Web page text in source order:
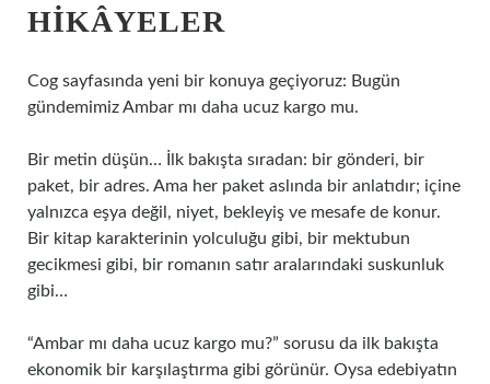
HIKÂYELER
Cog sayfasında yeni bir konuya geçiyoruz: Bugün
gündemimiz Ambar mı daha ucuz kargo mu.
Bir metin düşün… İlk bakışta sıradan: bir gönderi, bir
paket, bir adres. Ama her paket aslında bir anlatıdır; içine
yalnızca eşya değil, niyet, bekleyiş ve mesafe de konur.
Bir kitap karakterinin yolculuğu gibi, bir mektubun
gecikmesi gibi, bir romanın satır aralarındaki suskunluk
gibi…
“Ambar mı daha ucuz kargo mu?” sorusu da ilk bakışta
ekonomik bir karşılaştırma gibi görünür. Oysa edebiyatın